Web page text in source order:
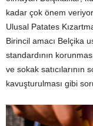
kadar çok önem
Ulusal Patates
Birincil amacı Belçika
standardının
ve sokak satıcılarının
kavuşturulması gibi